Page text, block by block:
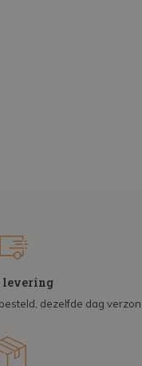
levering
dezelfde dag